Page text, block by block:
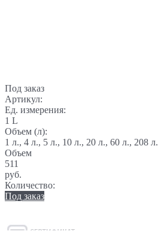
Под заказ
Артикул:
Ед. измерения:
1 L
Объем (л):
1 л., 4 л., 5 л., 10 л., 20 л., 60 л., 208 л.
Объем
511
руб.
Количество:
Под заказ